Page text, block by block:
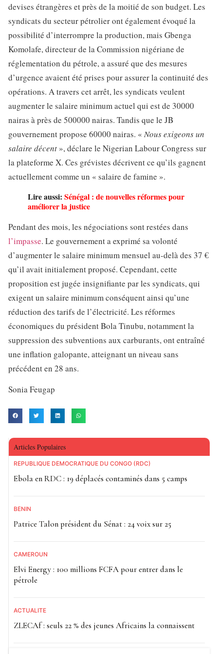
devises étrangères et près de la moitié de son budget. Les
syndicats du secteur pétrolier ont également évoqué la
possibilité d’interrompre la production, mais Gbenga
Komolafe, directeur de la Commission nigériane de
réglementation du pétrole, a assuré que des mesures
d’urgence avaient été prises pour assurer la continuité des
opérations. A travers cet arrêt, les syndicats veulent
augmenter le salaire minimum actuel qui est de 30000
nairas à près de 500000 nairas. Tandis que le JB
gouvernement propose 60000 nairas. « Nous exigeons un
salaire décent », déclare le Nigerian Labour Congress sur
la plateforme X. Ces grévistes décrivent ce qu’ils gagnent
actuellement comme un « salaire de famine ».
Lire aussi: Sénégal : de nouvelles réformes pour
améliorer la justice
Pendant des mois, les négociations sont restées dans
l’impasse. Le gouvernement a exprimé sa volonté
d’augmenter le salaire minimum mensuel au-delà des 37 €
qu’il avait initialement proposé. Cependant, cette
proposition est jugée insignifiante par les syndicats, qui
exigent un salaire minimum conséquent ainsi qu’une
réduction des tarifs de l’électricité. Les réformes
économiques du président Bola Tinubu, notamment la
suppression des subventions aux carburants, ont entraîné
une inflation galopante, atteignant un niveau sans
précédent en 28 ans.
Sonia Feugap
Articles Populaires
RÉPUBLIQUE DÉMOCRATIQUE DU CONGO (RDC)
Ebola en RDC : 19 déplacés contaminés dans 5 camps
BÉNIN
Patrice Talon président du Sénat : 24 voix sur 25
CAMEROUN
Elvi Energy : 100 millions FCFA pour entrer dans le
pétrole
ACTUALITE
ZLECAf : seuls 22 % des jeunes Africains la connaissent